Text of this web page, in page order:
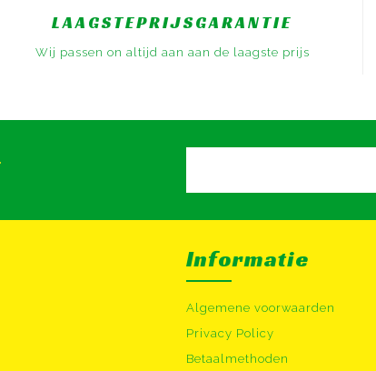
LAAGSTEPRIJSGARANTIE
Wij passen on altijd aan aan de laagste prijs
Informatie
Algemene voorwaarden
Privacy Policy
Betaalmethoden